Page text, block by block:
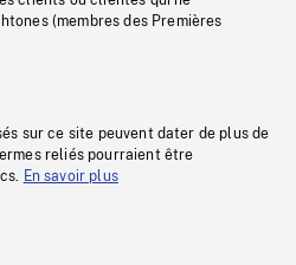
(membres des Premières
sur ce site peuvent dater de plus de
reliés pourraient être
En savoir plus